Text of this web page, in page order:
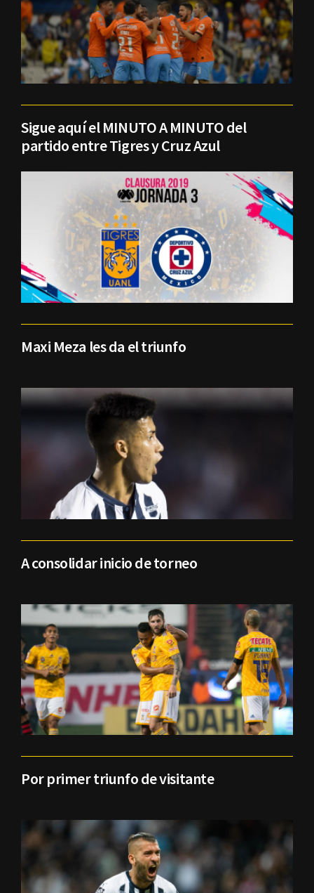
Sigue aquí el MINUTO A MINUTO del
partido entre Tigres y Cruz Azul
Maxi Meza les da el triunfo
A consolidar inicio de torneo
Por primer triunfo de visitante